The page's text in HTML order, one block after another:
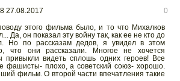
27.08.2017
0
этого фильма было, и то что Михалков
Да, он показал эту войну так, как ее не кто до
Но по рассказам дедов, я увидел в этом
что они рассказали. Многое не хочется
привыкли видеть сплошь одних героев! Все
фашисты- плохо, а советский союз- хорошо.
фильм. О второй части впечатления такие